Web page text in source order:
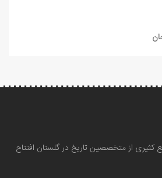
کثیری از متخصصین تاریخ در گلستان افتتاح